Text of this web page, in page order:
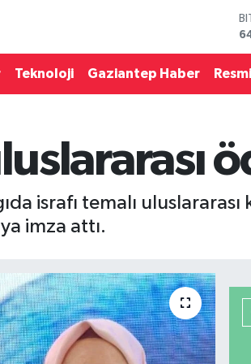
Teknoloji Gaziantep Haber
israfı temalı uluslararası
imza attı.